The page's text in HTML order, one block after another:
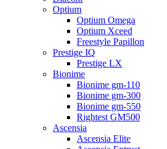
Optium
Optium Omega
Optium Xceed
Freestyle Papillon
Prestige IQ
Prestige LX
Bionime
Bionime gm-110
Bionime gm-300
Bionime gm-550
Rightest GM500
Ascensia
Ascensia Elite